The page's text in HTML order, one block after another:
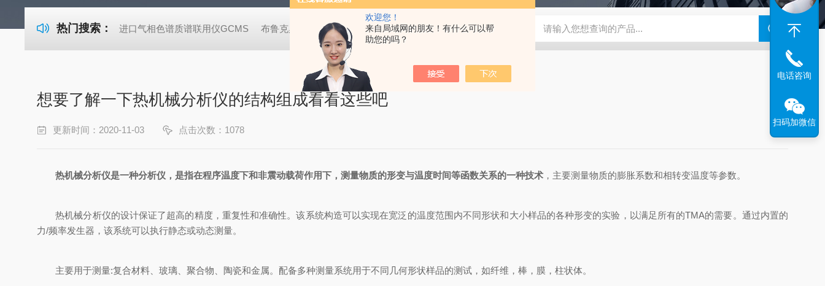
欢迎您！
来自局域网的朋友！有什么可以帮
助您的吗？
热门搜索： 进口气相色谱质谱联用仪GCMS 布鲁克桌面型XRD衍射仪 岛津进口紫外分光光度计 蔡司MERLIN系列场发射扫描电镜 瑞士万通水分仪 布鲁克SkyScan2211高分
想要了解一下热机械分析仪的结构组成看看这些吧
更新时间：2020-11-03 点击次数：1078
热机械分析仪是一种分析仪，是指在程序温度下和非震动载荷作用下，测量物质的形变与温度时间等函数关系的一种技术 ，主要测量物质的膨胀系数和相转变温度等参数。
热机械分析仪的设计保证了超高的精度，重复性和准确性。该系统构造可以实现在宽泛的温度范围内不同形状和大小样品的各种形变的实验，以满足所有的TMA的需要。通过内置的
力/频率发生器，该系统可以执行静态或动态测量。
主要用于测量:复合材料、玻璃、聚合物、陶瓷和金属。配备多种测量系统用于不同几何形状样品的测试，如纤维，棒，膜，柱状体。
电话咨询
扫码加微信